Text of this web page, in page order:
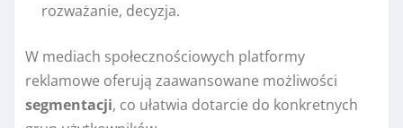
rozważanie, decyzja.
W mediach społecznościowych platformy
reklamowe oferują zaawansowane możliwości
segmentacji, co ułatwia dotarcie do konkretnych